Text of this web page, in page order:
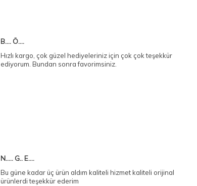
B.... Ö....
Hızlı kargo, çok güzel hediyeleriniz için çok çok teşekkür
ediyorum. Bundan sonra favorimsiniz.
N..... G.. E....
Bu güne kadar üç ürün aldım kaliteli hizmet kaliteli orijinal
ürünlerdi teşekkür ederim